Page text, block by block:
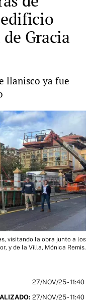
Gracia
llanisco ya fue
visitando la obra junto a los
y de la Villa, Mónica Remis.
27/NOV/25- 11:40
27/NOV/25 - 11:40